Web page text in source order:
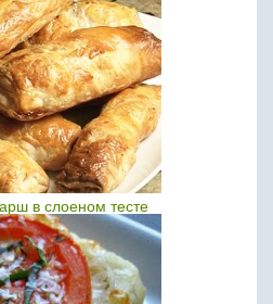
в слоеном тесте